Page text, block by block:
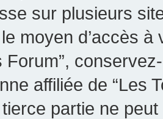
sur plusieurs
moyen d’accès à
Forum”,
affiliée de “Les
tierce partie ne